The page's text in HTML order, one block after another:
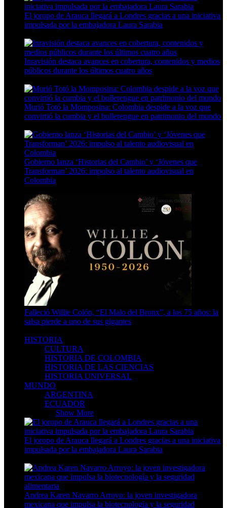
El joropo de Arauca llegará a Londres gracias a una iniciativa
impulsada por la embajadora Laura Sarabia
Inravisión destaca avances en cobertura, contenidos y medios
públicos durante los últimos cuatro años
Murió Totó la Momposina: Colombia despide a la voz que
convirtió la cumbia y el bullerengue en patrimonio del mundo
Gobierno lanza ‘Historias del Cambio’ y ‘Jóvenes que
Transforman’ 2026: impulso al talento audiovisual en
Colombia
Falleció Willie Colón, “El Malo del Bronx”, a los 75 años: la
salsa pierde a uno de sus gigantes
HISTORIA
CULTURA
HISTORIA DE COLOMBIA
HISTORIA DE LAS CIENCIAS
HISTORIA UNIVERSAL
MUNDO
ARGENTINA
ECUADOR
Show More
El joropo de Arauca llegará a Londres gracias a una iniciativa
impulsada por la embajadora Laura Sarabia
Andrea Karen Navarro Arroyo: la joven investigadora
mexicana que impulsa la biotecnología y la seguridad